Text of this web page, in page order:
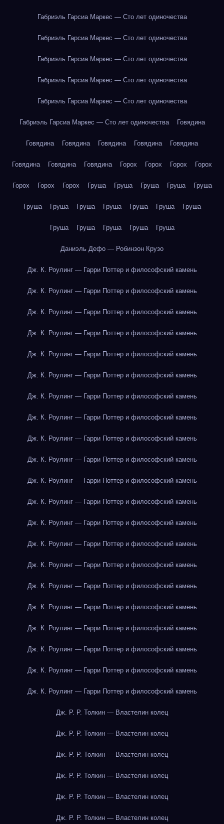
Габриэль Гарсиа Маркес — Сто лет одиночества
Габриэль Гарсиа Маркес — Сто лет одиночества
Габриэль Гарсиа Маркес — Сто лет одиночества
Габриэль Гарсиа Маркес — Сто лет одиночества
Габриэль Гарсиа Маркес — Сто лет одиночества
Габриэль Гарсиа Маркес — Сто лет одиночества Говядина
Говядина Говядина Говядина Говядина Говядина
Говядина Говядина Говядина Горох Горох Горох Горох
Горох Горох Горох Груша Груша Груша Груша Груша
Груша Груша Груша Груша Груша Груша Груша
Груша Груша Груша Груша Груша
Даниэль Дефо — Робинзон Крузо
Дж. К. Роулинг — Гарри Поттер и философский камень
Дж. К. Роулинг — Гарри Поттер и философский камень
Дж. К. Роулинг — Гарри Поттер и философский камень
Дж. К. Роулинг — Гарри Поттер и философский камень
Дж. К. Роулинг — Гарри Поттер и философский камень
Дж. К. Роулинг — Гарри Поттер и философский камень
Дж. К. Роулинг — Гарри Поттер и философский камень
Дж. К. Роулинг — Гарри Поттер и философский камень
Дж. К. Роулинг — Гарри Поттер и философский камень
Дж. К. Роулинг — Гарри Поттер и философский камень
Дж. К. Роулинг — Гарри Поттер и философский камень
Дж. К. Роулинг — Гарри Поттер и философский камень
Дж. К. Роулинг — Гарри Поттер и философский камень
Дж. К. Роулинг — Гарри Поттер и философский камень
Дж. К. Роулинг — Гарри Поттер и философский камень
Дж. К. Роулинг — Гарри Поттер и философский камень
Дж. К. Роулинг — Гарри Поттер и философский камень
Дж. К. Роулинг — Гарри Поттер и философский камень
Дж. К. Роулинг — Гарри Поттер и философский камень
Дж. К. Роулинг — Гарри Поттер и философский камень
Дж. К. Роулинг — Гарри Поттер и философский камень
Дж. Р. Р. Толкин — Властелин колец
Дж. Р. Р. Толкин — Властелин колец
Дж. Р. Р. Толкин — Властелин колец
Дж. Р. Р. Толкин — Властелин колец
Дж. Р. Р. Толкин — Властелин колец
Дж. Р. Р. Толкин — Властелин колец